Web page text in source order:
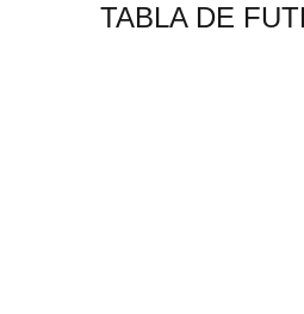
TABLA DE